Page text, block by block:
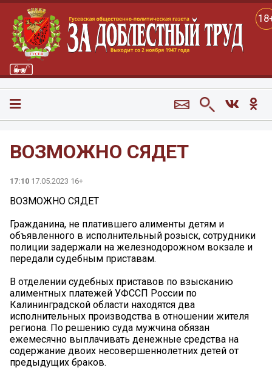
ВОЗМОЖНО СЯДЕТ
17:10 17.05.2023 16+
ВОЗМОЖНО СЯДЕТ
Гражданина, не платившего алименты детям и
объявленного в исполнительный розыск, сотрудники
полиции задержали на железнодорожном вокзале и
передали судебным приставам.
В отделении судебных приставов по взысканию
алиментных платежей УФССП России по
Калининградской области находятся два
исполнительных производства в отношении жителя
региона. По решению суда мужчина обязан
ежемесячно выплачивать денежные средства на
содержание двоих несовершеннолетних детей от
предыдущих браков.